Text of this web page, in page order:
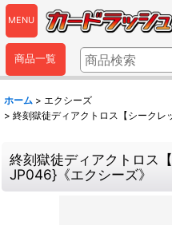
MENU
商品一覧
ホーム > エクシーズ
> 終刻獄徒ディアクトロス【シークレ
終刻獄徒ディアクトロス
JP046}《エクシーズ》